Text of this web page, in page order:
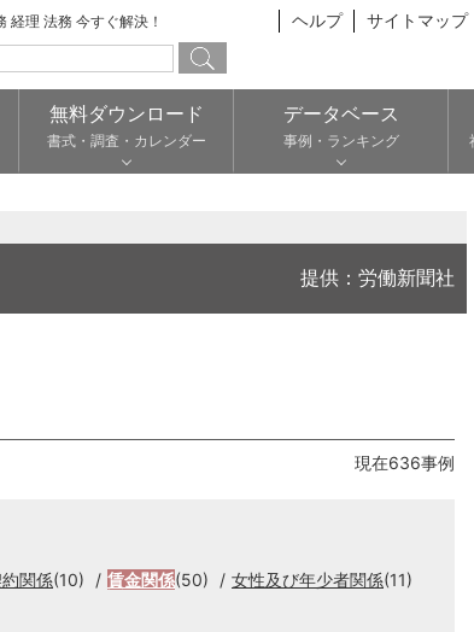
経理 法務 今すぐ解決！ ヘルプ サイトマップ
無料ダウンロード
書式・調査・カレンダー
データベース
事例・ランキング
提供：労働新聞社
現在636事例
関係(10) 賃金関係(50) 女性及び年少者関係(11)